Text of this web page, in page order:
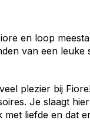
en loop
van een leuke
plezier bij
Je slaagt
liefde en dat